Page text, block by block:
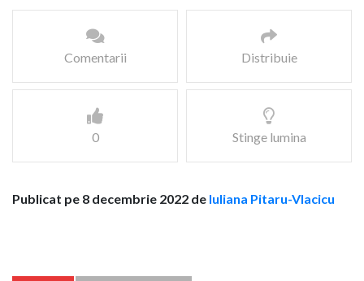
Comentarii Distribuie
0 Stinge lumina
Publicat pe 8 decembrie 2022 de Iuliana Pitaru-Vlacicu